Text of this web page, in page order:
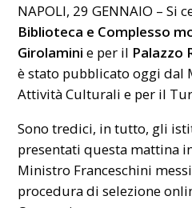
NAPOLI, 29 GENNAIO – Si
Biblioteca e Complesso
Girolaminie per il Palazzo
è stato pubblicato oggi dal
Attività Culturali e per il
Sono tredici, in tutto, gli
presentati questa mattina
Ministro Franceschini
procedura di selezione